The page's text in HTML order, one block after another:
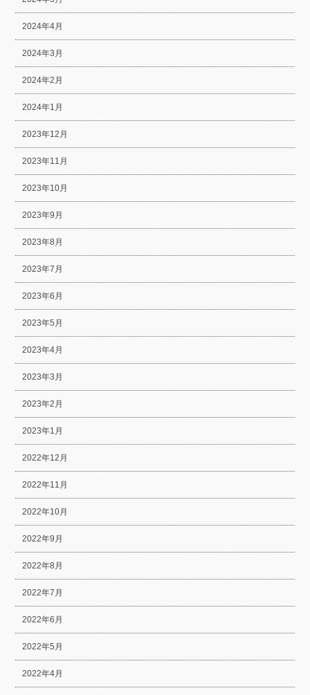
2024年4月
2024年3月
2024年2月
2024年1月
2023年12月
2023年11月
2023年10月
2023年9月
2023年8月
2023年7月
2023年6月
2023年5月
2023年4月
2023年3月
2023年2月
2023年1月
2022年12月
2022年11月
2022年10月
2022年9月
2022年8月
2022年7月
2022年6月
2022年5月
2022年4月